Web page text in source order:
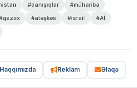
#danışıqlar
#müharibə
#atəşkəs #israil
#Aİ
Reklam Əlaqə